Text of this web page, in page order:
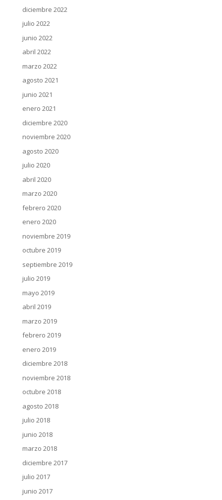
diciembre 2022
julio 2022
junio 2022
abril 2022
marzo 2022
agosto 2021
junio 2021
enero 2021
diciembre 2020
noviembre 2020
agosto 2020
julio 2020
abril 2020
marzo 2020
febrero 2020
enero 2020
noviembre 2019
octubre 2019
septiembre 2019
julio 2019
mayo 2019
abril 2019
marzo 2019
febrero 2019
enero 2019
diciembre 2018
noviembre 2018
octubre 2018
agosto 2018
julio 2018
junio 2018
marzo 2018
diciembre 2017
julio 2017
junio 2017